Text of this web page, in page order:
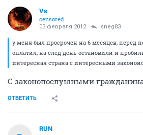
Vs
censored
03 февраля 2012 sneg83
у меня был просрочен на 6 месяцев, перед
оплатил, на след день остановили и
интересная страна с интересными
С законопослушными
ОТВЕТИТЬ
RUN